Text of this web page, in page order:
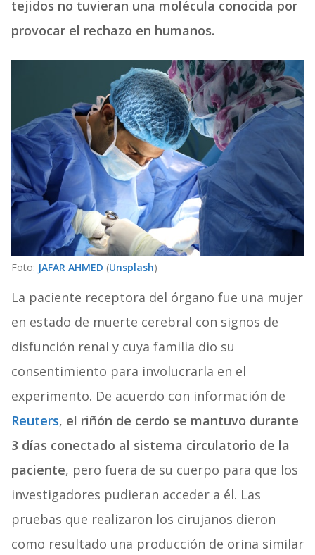
tejidos no tuvieran una molécula conocida por
provocar el rechazo en humanos.
Foto: JAFAR AHMED (Unsplash)
La paciente receptora del órgano fue una mujer
en estado de muerte cerebral con signos de
disfunción renal y cuya familia dio su
consentimiento para involucrarla en el
experimento. De acuerdo con información de
Reuters, el riñón de cerdo se mantuvo durante
3 días conectado al sistema circulatorio de la
paciente, pero fuera de su cuerpo para que los
investigadores pudieran acceder a él. Las
pruebas que realizaron los cirujanos dieron
como resultado una producción de orina similar